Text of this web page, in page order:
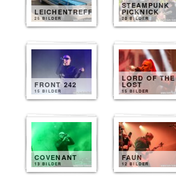
LEICHENTREFF
25 BILDER
STEAMPUNK
PICKNICK
20 BILDER
FRONT 242
15 BILDER
LORD OF THE
LOST
15 BILDER
COVENANT
13 BILDER
FAUN
12 BILDER